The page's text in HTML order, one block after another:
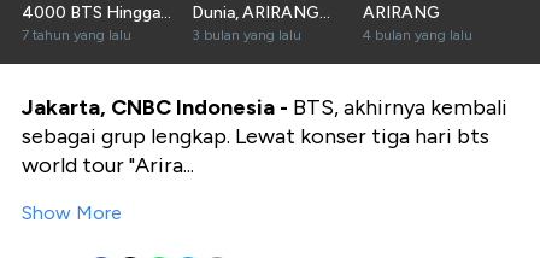
4000 BTS Hingga
2020
7 tahun yang lalu
Dunia, ARIRANG
Goyang Dari
Jantung Seoul
3 bulan yang lalu
ARIRANG
4 bulan yang lalu
Jakarta, CNBC Indonesia - BTS,akhirnya kembali
sebagai grup lengkap. Lewat konser tiga hari bts
world tour "Arira...
Show More